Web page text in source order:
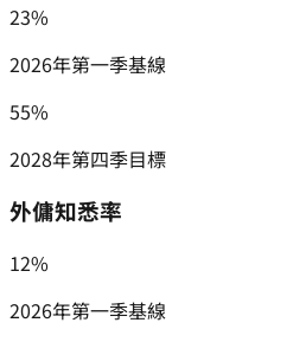
23%
2026年第一季基線
55%
2028年第四季目標
外傭知悉率
12%
2026年第一季基線